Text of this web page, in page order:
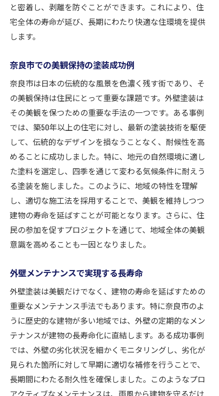
と密着し、剥離を防ぐことができます。これにより、住
宅全体の寿命が延び、長期にわたり快適な住環境を提供
します。
奈良市での美観保持の塗装成功例
奈良市は日本の伝統的な風景を色濃く残す街であり、そ
の美観保持は住民にとって重要な課題です。外壁塗装は
その美観を保つための重要な手法の一つです。ある事例
では、築50年以上の住宅に対し、最新の塗装技術を駆使
して、伝統的なデザインを損なうことなく、耐候性を高
めることに成功しました。特に、地元の自然環境に適し
た塗料を選定し、四季を通じて変わる気候条件に耐えう
る塗装を施しました。このように、地域の特性を理解
し、適切な施工法を採用することで、美観を維持しつつ
建物の寿命を延ばすことが可能となります。さらに、住
民の参加を促すプロジェクトを通じて、地域全体の美観
意識を高めることも一因となりました。
外壁メンテナンスで実現する長寿命
外壁塗装は美観だけでなく、建物の寿命を延ばすための
重要なメンテナンス手法でもあります。特に奈良市のよ
うに歴史的な建物が多い地域では、外壁の定期的なメン
テナンスが建物の長寿命化に直結します。ある成功事例
では、外壁の劣化状況を細かくモニタリングし、劣化が
見られた箇所に対して早期に適切な補修を行うことで、
長期間にわたる耐久性を確保しました。このようなプロ
アクティブなメンテナンスは、雨風から建物を守るだけ